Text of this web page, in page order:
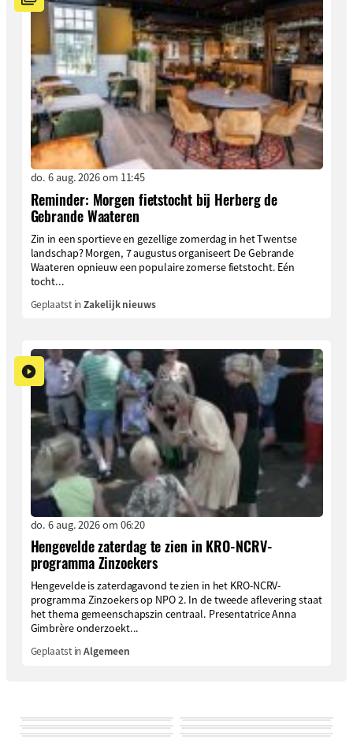
do. 6 aug. 2026 om 11:45
Reminder: Morgen fietstocht bij Herberg de
Gebrande Waateren
Zin in een sportieve en gezellige zomerdag in het Twentse
landschap? Morgen, 7 augustus organiseert De Gebrande
Waateren opnieuw een populaire zomerse fietstocht. Eén
tocht...
Geplaatst inZakelijk nieuws
do. 6 aug. 2026 om 06:20
Hengevelde zaterdag te zien in KRO-NCRV-
programma Zinzoekers
Hengevelde is zaterdagavond te zien in het KRO-NCRV-
programma Zinzoekers op NPO 2. In de tweede aflevering staat
het thema gemeenschapszin centraal. Presentatrice Anna
Gimbrère onderzoekt...
Geplaatst inAlgemeen